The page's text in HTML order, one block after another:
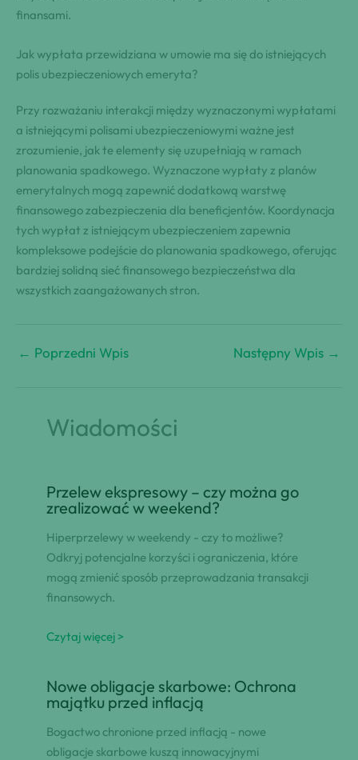
finansami.
Jak wypłata przewidziana w umowie ma się do istniejących
polis ubezpieczeniowych emeryta?
Przy rozważaniu interakcji między wyznaczonymi wypłatami
a istniejącymi polisami ubezpieczeniowymi ważne jest
zrozumienie, jak te elementy się uzupełniają w ramach
planowania spadkowego. Wyznaczone wypłaty z planów
emerytalnych mogą zapewnić dodatkową warstwę
finansowego zabezpieczenia dla beneficjentów. Koordynacja
tych wypłat z istniejącym ubezpieczeniem zapewnia
kompleksowe podejście do planowania spadkowego, oferując
bardziej solidną sieć finansowego bezpieczeństwa dla
wszystkich zaangażowanych stron.
← Poprzedni Wpis Następny Wpis →
Wiadomości
Przelew ekspresowy – czy można go
zrealizować w weekend?
Hiperprzelewy w weekendy - czy to możliwe?
Odkryj potencjalne korzyści i ograniczenia, które
mogą zmienić sposób przeprowadzania transakcji
finansowych.
Czytaj więcej >
Nowe obligacje skarbowe: Ochrona
majątku przed inflacją
Bogactwo chronione przed inflacją - nowe
obligacje skarbowe kuszą innowacyjnymi